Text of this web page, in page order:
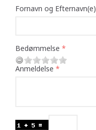
Fornavn og Efternavn(e)
Bedømmelse
Anmeldelse